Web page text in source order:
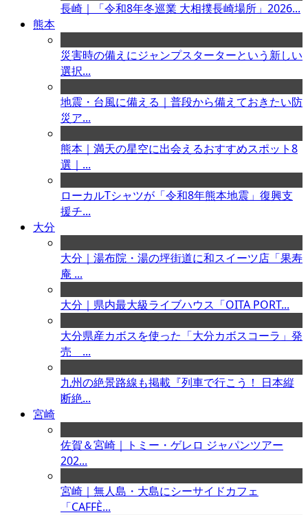
長崎｜「令和8年冬巡業 大相撲長崎場所」2026...
熊本
災害時の備えにジャンプスターターという新しい
選択...
地震・台風に備える｜普段から備えておきたい防
災ア...
熊本｜満天の星空に出会えるおすすめスポット8
選｜...
ローカルTシャツが「令和8年熊本地震」復興支
援チ...
大分
大分｜湯布院・湯の坪街道に和スイーツ店「果寿
庵 ...
大分｜県内最大級ライブハウス「OITA PORT...
大分県産カボスを使った「大分カボスコーラ」発
売 ...
九州の絶景路線も掲載『列車で行こう！ 日本縦
断絶...
宮崎
佐賀＆宮崎｜トミー・ゲレロ ジャパンツアー
202...
宮崎｜無人島・大島にシーサイドカフェ
「CAFFÈ...